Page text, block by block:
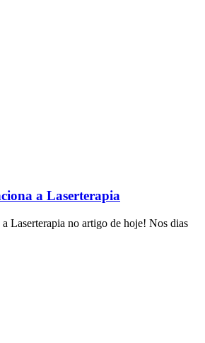
a Laserterapia
Laserterapia no artigo de hoje! Nos dias